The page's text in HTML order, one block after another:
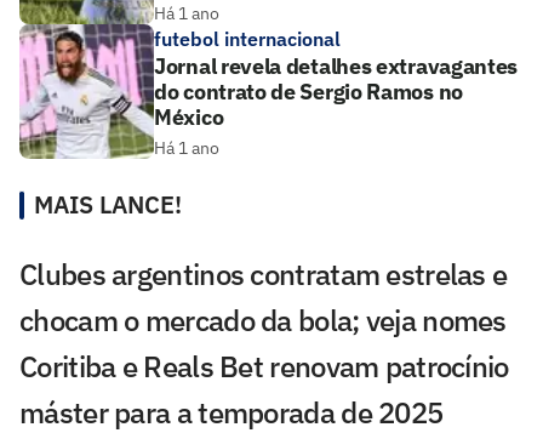
Há 1 ano
futebol internacional
Jornal revela detalhes extravagantes
do contrato de Sergio Ramos no
México
Há 1 ano
MAIS LANCE!
Clubes argentinos contratam estrelas e
chocam o mercado da bola; veja nomes
Coritiba e Reals Bet renovam patrocínio
máster para a temporada de 2025